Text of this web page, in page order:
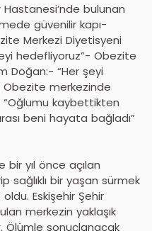
Hastanesi’nde bulunan
güvenilir kapı-
Merkezi Diyetisyeni
hedefliyoruz”- Obezite
Doğan:- “Her şeyi
Obezite merkezinde
“Oğlumu kaybettikten
beni hayata bağladı”
bir yıl önce açılan
sağlıklı bir yaşan sürmek
Eskişehir Şehir
merkezin yaklaşık
Ölümle sonuçlanacak